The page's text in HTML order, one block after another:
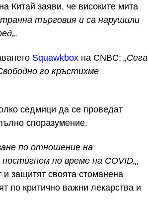
Китай заяви, че високите мита
търговия и са нарушили
„.
Squawkbox на CNBC: „Сега
го кръстихме
седмици да се проведат
споразумение.
по отношение на
по време на COVID„,
защитят своята стоманена
по критично важни лекарства и